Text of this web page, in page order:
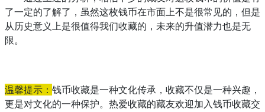
了一定的了解了，虽然这枚钱币在市面上不是很常见的，但是
从历史意义上是很值得我们收藏的，未来的升值潜力也是无
限。
温馨提示： 钱币收藏是一种文化传承，收藏不仅是一种兴趣，
更是对文化的一种保护。热爱收藏的藏友欢迎加入钱币收藏交